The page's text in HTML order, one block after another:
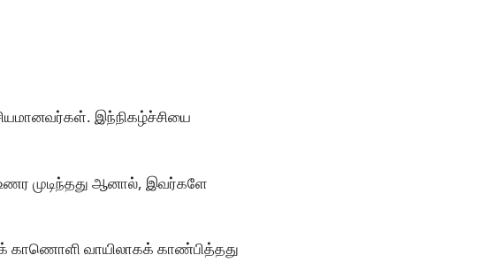
இந்நிகழ்ச்சியை
முடிந்தது ஆனால், இவர்களே
காணொளி வாயிலாகக் காண்பித்தது